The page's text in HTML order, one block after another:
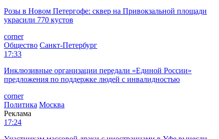
Розы в Новом Петергофе: сквер на Привокзальной площади
украсили 770 кустов
corner
Общество Санкт-Петербург
17:33
Инклюзивные организации передали «Единой России»
предложения по поддержке людей с инвалидностью
corner
Политика Москва
Реклама
17:24